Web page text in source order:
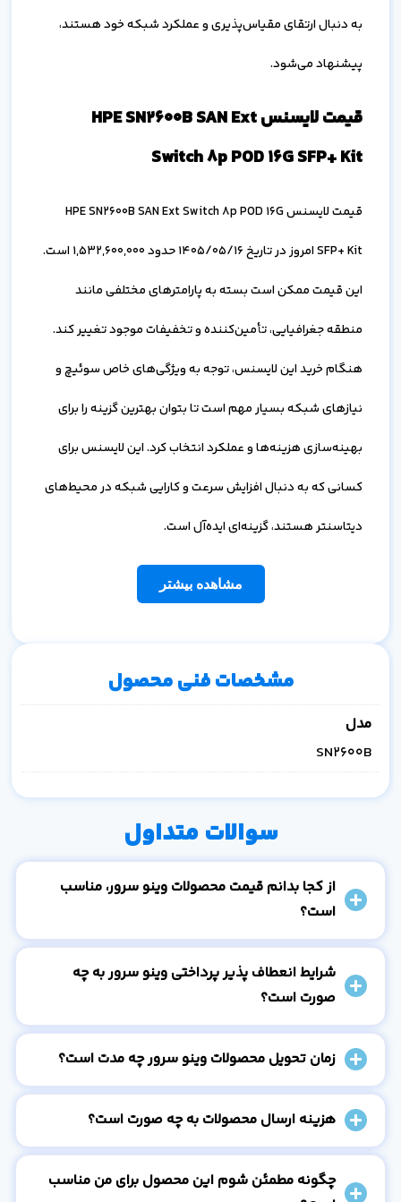
به دنبال ارتقای مقیاس‌پذیری و عملکرد شبکه خود هستند،
پیشنهاد می‌شود.
قیمت لایسنس HPE SN2600B SAN Ext
Switch 8p POD 16G SFP+ Kit
قیمت لایسنس HPE SN2600B SAN Ext Switch 8p POD 16G
SFP+ Kit امروز در تاریخ
1405/05/16حدود1,532,600,000 است.
این قیمت ممکن است بسته به پارامترهای مختلفی مانند
منطقه جغرافیایی، تأمین‌کننده و تخفیفات موجود تغییر کند.
هنگام خرید این لایسنس، توجه به ویژگی‌های خاص سوئیچ و
نیازهای شبکه بسیار مهم است تا بتوان بهترین گزینه را برای
بهینه‌سازی هزینه‌ها و عملکرد انتخاب کرد. این لایسنس برای
کسانی که به دنبال افزایش سرعت و کارایی شبکه در محیط‌های
دیتاسنتر هستند، گزینه‌ای ایده‌آل است.
مشاهده بیشتر
مشخصات فنی محصول
مدل
SN2600B
سوالات متداول
از کجا بدانم قیمت محصولات وینو سرور، مناسب
است؟
شرایط انعطاف پذیر پرداختی وینو سرور به چه
صورت است؟
زمان تحویل محصولات وینو سرور چه مدت است؟
هزینه ارسال محصولات به چه صورت است؟
چگونه مطمئن شوم این محصول برای من مناسب